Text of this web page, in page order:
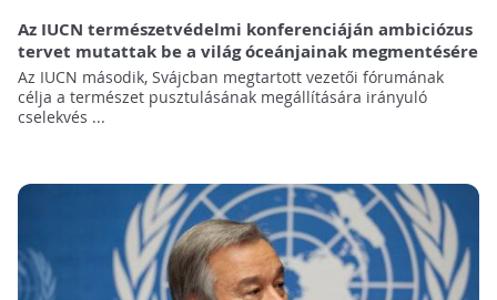
Az IUCN természetvédelmi konferenciáján ambiciózus
tervet mutattak be a világ óceánjainak megmentésére
Az IUCN második, Svájcban megtartott vezetői fórumának
célja a természet pusztulásának megállítására irányuló
cselekvés ...